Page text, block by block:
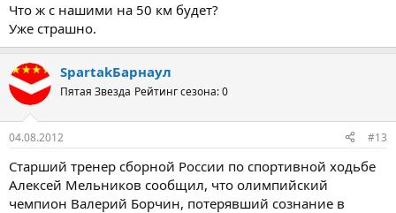
Что ж с нашими на 50 км будет?
Уже страшно.
SpartakБарнаул
Пятая Звезда Рейтинг сезона: 0
04.08.2012 #13
Старший тренер сборной России по спортивной ходьбе
Алексей Мельников сообщил, что олимпийский
чемпион Валерий Борчин, потерявший сознание в